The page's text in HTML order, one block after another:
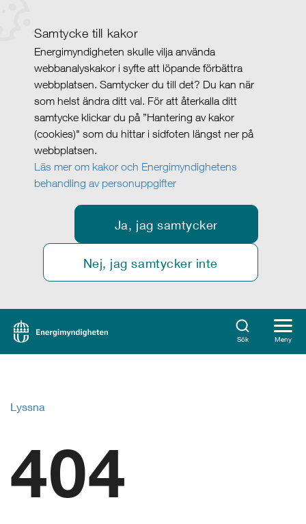
Samtycke till kakor
Energimyndigheten skulle vilja använda
webbanalyskakor i syfte att löpande förbättra
webbplatsen. Samtycker du till det? Du kan när
som helst ändra ditt val. För att återkalla ditt
samtycke klickar du på ”Hantering av kakor
(cookies)" som du hittar i sidfoten längst ner på
webbplatsen.
Läs mer om kakor och Energimyndighetens
behandling av personuppgifter
Ja, jag samtycker
Nej, jag samtycker inte
Sök Meny
Lyssna
404